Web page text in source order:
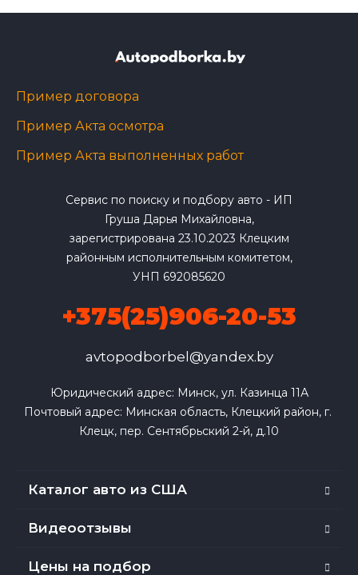
Пример договора
Пример Акта осмотра
Пример Акта выполненных работ
Сервис по поиску и подбору авто - ИП
Груша Дарья Михайловна,
зарегистрирована 23.10.2023 Клецким
районным исполнительным комитетом,
УНП 692085620
+375(25)906-20-53
avtopodborbel@yandex.by
Юридический адрес: Минск, ул. Казинца 11А
Почтовый адрес: Минская область, Клецкий район, г.
Клецк, пер. Сентябрьский 2-й, д.10
Каталог авто из США
Видеоотзывы
Цены на подбор